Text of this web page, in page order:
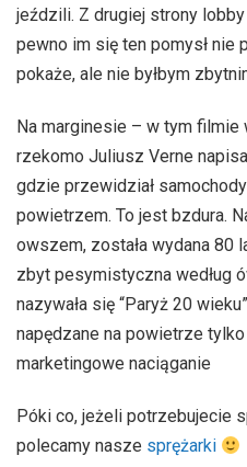
jeździli. Z drugiej strony
pewno im się ten pomysł nie
pokaże, ale nie byłbym
Na marginesie – w tym filmie
rzekomo Juliusz Verne
gdzie przewidział
powietrzem. To jest bzdura.
owszem, została wydana 80
zbyt pesymistyczna według
nazywała się “Paryż 20
napędzane na powietrze
marketingowe naciąganie
Póki co, jeżeli potrzebujecie
polecamy nasze sprężarki